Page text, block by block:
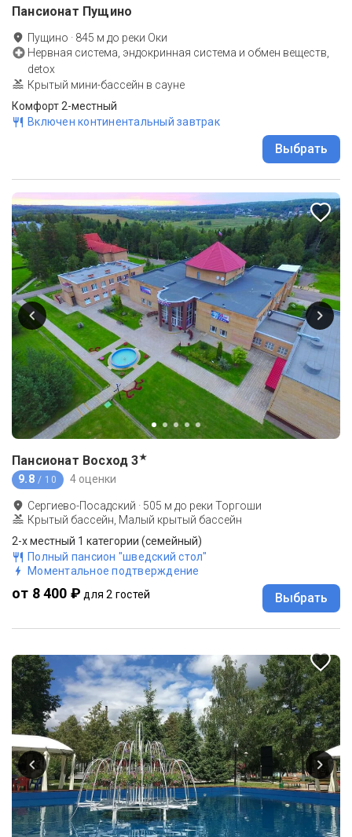
Пансионат Пущино
Пущино · 845 м до реки Оки
Нервная система, эндокринная система и обмен веществ,
detox
Крытый мини-бассейн в сауне
Комфорт 2-местный
Включен континентальный завтрак
Выбрать
Пансионат Восход 3★
9.8 / 10 4 оценки
Сергиево-Посадский · 505 м до реки Торгоши
Крытый бассейн, Малый крытый бассейн
2-х местный 1 категории (семейный)
Полный пансион "шведский стол"
Моментальное подтверждение
от 8 400 ₽ для 2 гостей Выбрать